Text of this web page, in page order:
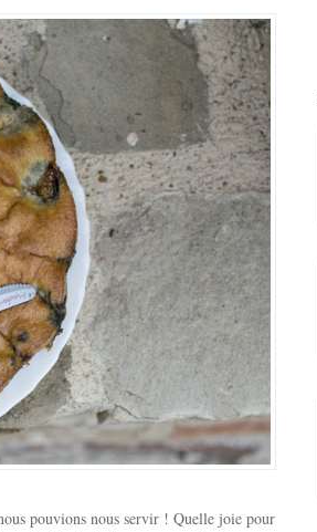
pouvions nous servir ! Quelle joie pour